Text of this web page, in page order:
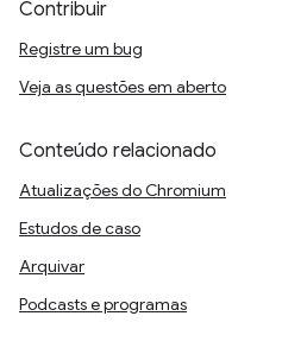
Contribuir
Registre um bug
Veja as questões em aberto
Conteúdo relacionado
Atualizações do Chromium
Estudos de caso
Arquivar
Podcasts e programas